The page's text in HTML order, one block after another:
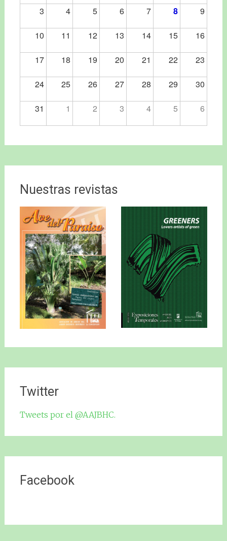
3 4 5 6 7 8 9
10 11 12 13 14 15 16
17 18 19 20 21 22 23
24 25 26 27 28 29 30
31 1 2 3 4 5 6
Nuestras revistas
Twitter
Tweets por el @AAJBHC.
Facebook